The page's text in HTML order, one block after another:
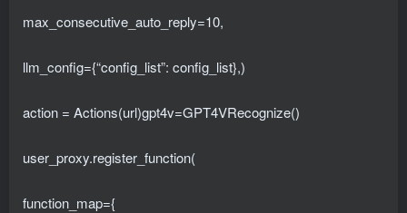
max_consecutive_auto_reply=10,
llm_config={“config_list”: config_list},)
action = Actions(url)gpt4v=GPT4VRecognize()
user_proxy.register_function(
function_map={